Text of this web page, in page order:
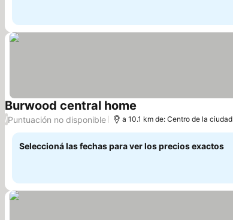
Burwood central home
/Puntuación no disponible a 10.1 km de: Centro de la ciudad
Seleccioná las fechas para ver los precios exactos